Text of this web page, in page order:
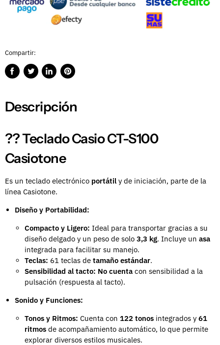
Compartir:
CompartirPublicarCompartirGuardar
Descripción
?? Teclado Casio CT-S100
Casiotone
Es un teclado electrónico portátil y de iniciación, parte de la
línea Casiotone.
Diseño y Portabilidad:
Compacto y Ligero: Ideal para transportar gracias a su
diseño delgado y un peso de solo 3,3 kg. Incluye un asa
integrada para facilitar su manejo.
Teclas: 61 teclas de tamaño estándar.
Sensibilidad al tacto: No cuenta con sensibilidad a la
pulsación (respuesta al tacto).
Sonido y Funciones:
Tonos y Ritmos: Cuenta con 122 tonos integrados y 61
ritmos de acompañamiento automático, lo que permite
explorar diversos estilos musicales.